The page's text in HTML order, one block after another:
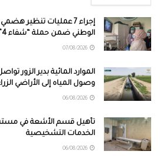
إجراء 7 عمليات تنظير
الوطني ضمن حملة “شفاء 4”
الموارد المائية بدير الزور
وصول المياه إلى الأراضي
تأهيل قسم الأشعة في
الخدمات التشخيصية